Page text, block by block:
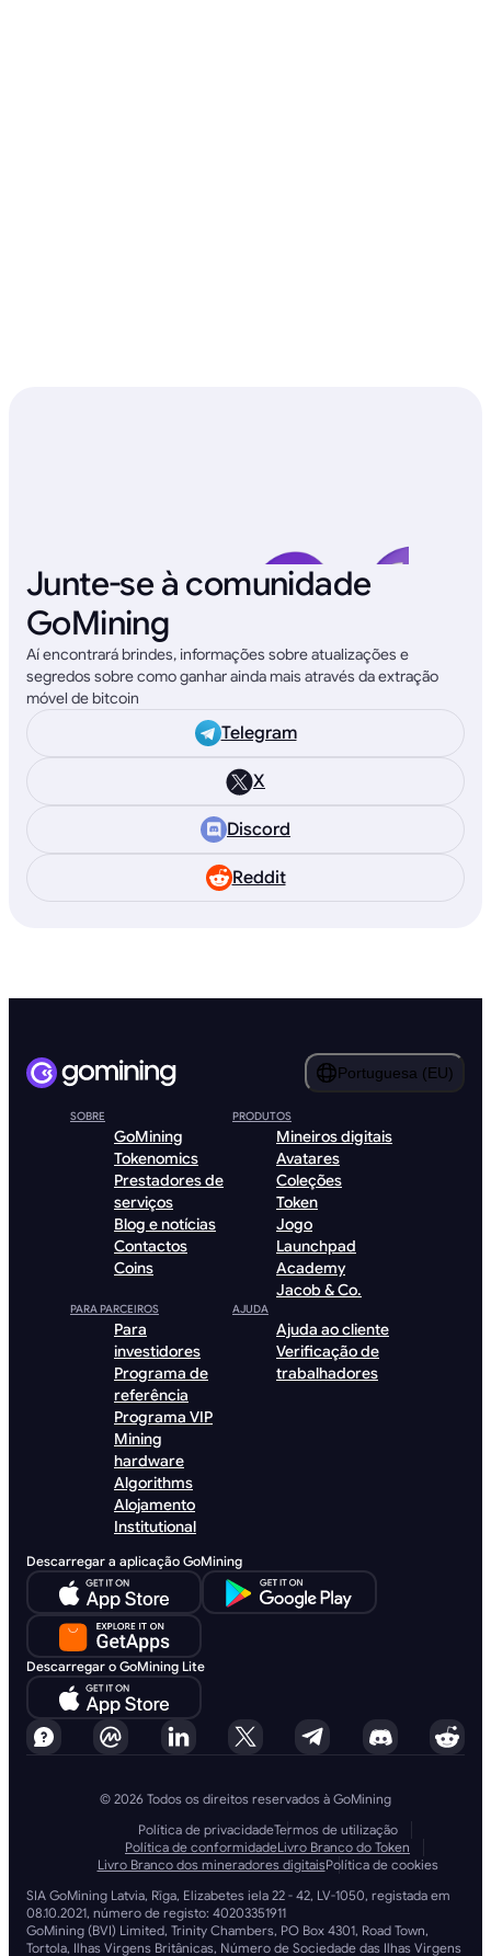
Junte-se à comunidade
GoMining
Aí encontrará brindes, informações sobre atualizações e
segredos sobre como ganhar ainda mais através da extração
móvel de bitcoin
Telegram
X
Discord
Reddit
Portuguesa (EU)
SOBRE
GoMining
Tokenomics
Prestadores de
serviços
Blog e notícias
Contactos
Coins
PRODUTOS
Mineiros digitais
Avatares
Coleções
Token
Jogo
Launchpad
Academy
Jacob & Co.
PARA PARCEIROS
Para
investidores
Programa de
referência
Programa VIP
Mining
hardware
Algorithms
Alojamento
Institutional
AJUDA
Ajuda ao cliente
Verificação de
trabalhadores
Descarregar a aplicação GoMining
Descarregar o GoMining Lite
© 2026 Todos os direitos reservados à GoMining
Política de privacidadeTermos de utilização
Política de conformidadeLivro Branco do Token
Livro Branco dos mineradores digitaisPolítica de cookies
SIA GoMining Latvia, Rīga, Elizabetes iela 22 - 42, LV-1050, registada em
08.10.2021, número de registo: 40203351911
GoMining (BVI) Limited, Trinity Chambers, PO Box 4301, Road Town,
Tortola, Ilhas Virgens Britânicas, Número de Sociedade das Ilhas Virgens